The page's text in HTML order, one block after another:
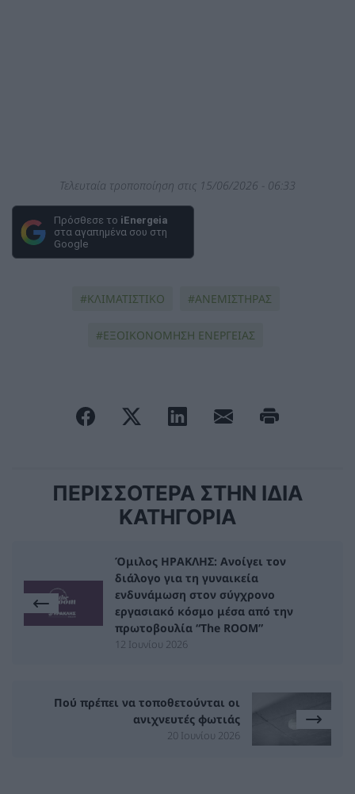
Τελευταία τροποποίηση στις 15/06/2026 - 06:33
Πρόσθεσε το iEnergeia
στα αγαπημένα σου στη
Google
ΚΛΙΜΑΤΙΣΤΙΚΟ ΑΝΕΜΙΣΤΗΡΑΣ
ΕΞΟΙΚΟΝΟΜΗΣΗ ΕΝΕΡΓΕΙΑΣ
ΠΕΡΙΣΣΟΤΕΡΑ ΣΤΗΝ ΙΔΙΑ
ΚΑΤΗΓΟΡΙΑ
Όμιλος ΗΡΑΚΛΗΣ: Ανοίγει τον
διάλογο για τη γυναικεία
ενδυνάμωση στον σύγχρονο
εργασιακό κόσμο μέσα από την
πρωτοβουλία “The ROOM”
12 Ιουνίου 2026
Πού πρέπει να τοποθετούνται οι
ανιχνευτές φωτιάς
20 Ιουνίου 2026